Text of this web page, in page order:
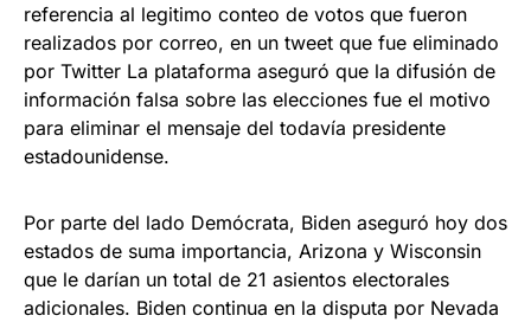
referencia al legitimo conteo de votos que fueron
realizados por correo, en un tweet que fue eliminado
por Twitter La plataforma aseguró que la difusión de
información falsa sobre las elecciones fue el motivo
para eliminar el mensaje del todavía presidente
estadounidense.
Por parte del lado Demócrata, Biden aseguró hoy dos
estados de suma importancia, Arizona y Wisconsin
que le darían un total de 21 asientos electorales
adicionales. Biden continua en la disputa por Nevada